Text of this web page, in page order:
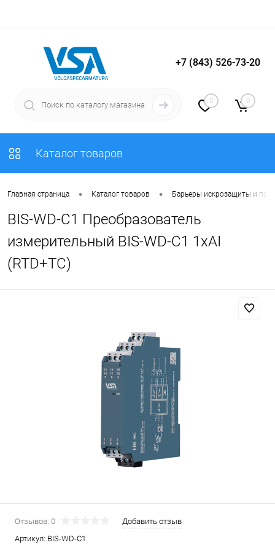
Вход Регистрация
+7 (843) 526-73-20
0 0
Каталог товаров
Главная страница • Каталог товаров • Барьеры искрозащиты и
BIS-WD-C1 Преобразователь
измерительный BIS-WD-C1 1хAI
(RTD+TC)
Отзывов: 0
Добавить отзыв
Артикул: BIS-WD-C1